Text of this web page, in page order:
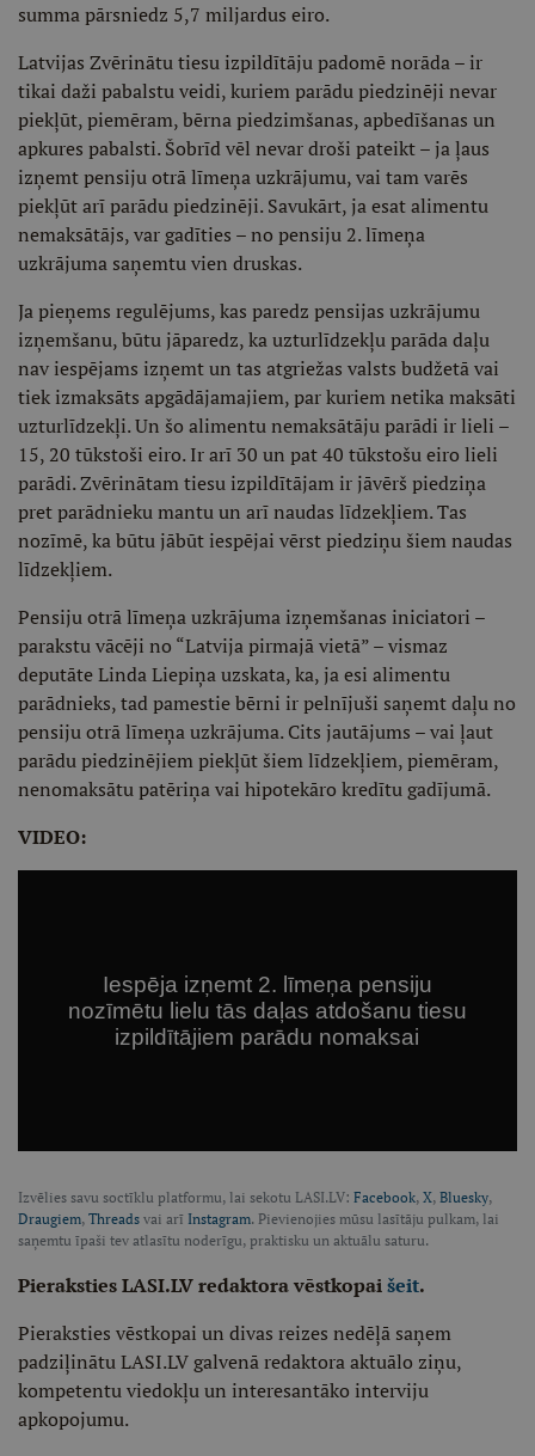
summa pārsniedz 5,7 miljardus eiro.
Latvijas Zvērinātu tiesu izpildītāju padomē norāda – ir
tikai daži pabalstu veidi, kuriem parādu piedzinēji nevar
piekļūt, piemēram, bērna piedzimšanas, apbedīšanas un
apkures pabalsti. Šobrīd vēl nevar droši pateikt – ja ļaus
izņemt pensiju otrā līmeņa uzkrājumu, vai tam varēs
piekļūt arī parādu piedzinēji. Savukārt, ja esat alimentu
nemaksātājs, var gadīties – no pensiju 2. līmeņa
uzkrājuma saņemtu vien druskas.
Ja pieņems regulējums, kas paredz pensijas uzkrājumu
izņemšanu, būtu jāparedz, ka uzturlīdzekļu parāda daļu
nav iespējams izņemt un tas atgriežas valsts budžetā vai
tiek izmaksāts apgādājamajiem, par kuriem netika maksāti
uzturlīdzekļi. Un šo alimentu nemaksātāju parādi ir lieli –
15, 20 tūkstoši eiro. Ir arī 30 un pat 40 tūkstošu eiro lieli
parādi. Zvērinātam tiesu izpildītājam ir jāvērš piedziņa
pret parādnieku mantu un arī naudas līdzekļiem. Tas
nozīmē, ka būtu jābūt iespējai vērst piedziņu šiem naudas
līdzekļiem.
Pensiju otrā līmeņa uzkrājuma izņemšanas iniciatori –
parakstu vācēji no “Latvija pirmajā vietā” – vismaz
deputāte Linda Liepiņa uzskata, ka, ja esi alimentu
parādnieks, tad pamestie bērni ir pelnījuši saņemt daļu no
pensiju otrā līmeņa uzkrājuma. Cits jautājums – vai ļaut
parādu piedzinējiem piekļūt šiem līdzekļiem, piemēram,
nenomaksātu patēriņa vai hipotekāro kredītu gadījumā.
VIDEO:
Izvēlies savu soctīklu platformu, lai sekotu LASI.LV: Facebook, X, Bluesky,
Draugiem, Threads vai arī Instagram. Pievienojies mūsu lasītāju pulkam, lai
saņemtu īpaši tev atlasītu noderīgu, praktisku un aktuālu saturu.
Pieraksties LASI.LV redaktora vēstkopaišeit.
Pieraksties vēstkopai un divas reizes nedēļā saņem
padziļinātu LASI.LV galvenā redaktora aktuālo ziņu,
kompetentu viedokļu un interesantāko interviju
apkopojumu.